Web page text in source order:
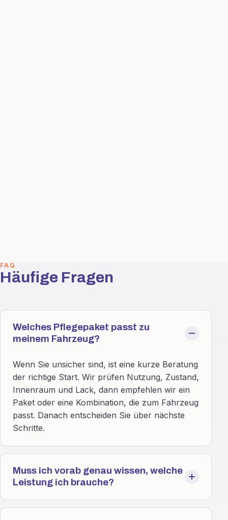
FAQ
Häufige Fragen
Welches Pflegepaket passt zu
meinem Fahrzeug?
Wenn Sie unsicher sind, ist eine kurze Beratung
der richtige Start. Wir prüfen Nutzung, Zustand,
Innenraum und Lack, dann empfehlen wir ein
Paket oder eine Kombination, die zum Fahrzeug
passt. Danach entscheiden Sie über nächste
Schritte.
Muss ich vorab genau wissen, welche
Leistung ich brauche?